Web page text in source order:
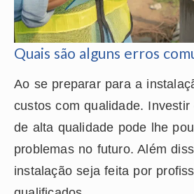
Quais são alguns erros
Ao se preparar para a
custos com qualidade.
de alta qualidade pode lhe
problemas no futuro. Além
instalação seja feita por